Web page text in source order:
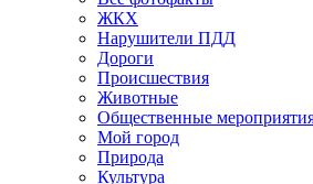
ЖКХ
Нарушители ПДД
Дороги
Происшествия
Животные
Общественные
Мой город
Природа
Культура